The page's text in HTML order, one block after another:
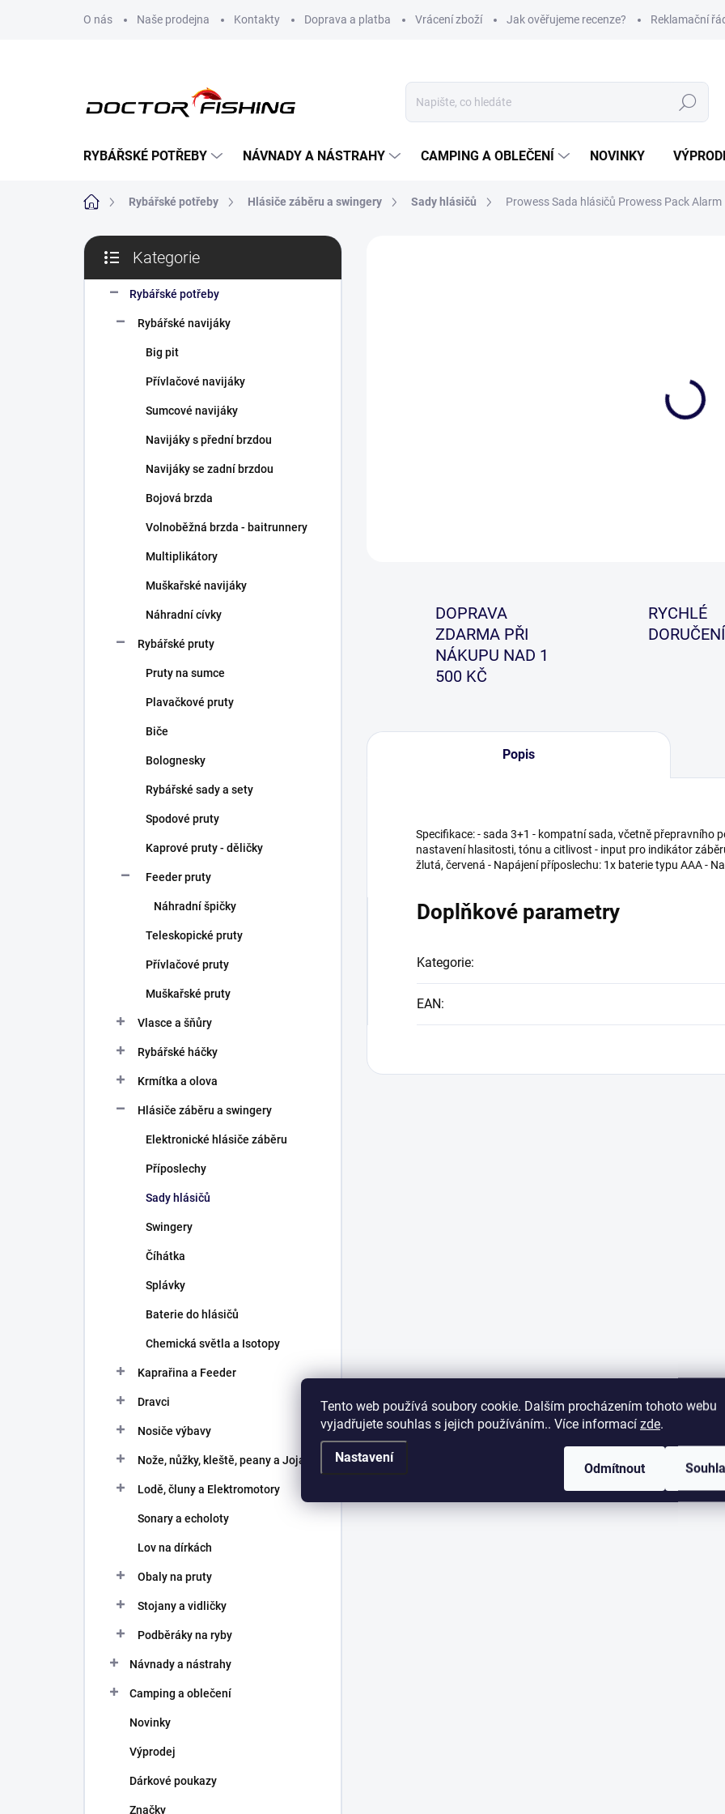
Tento web používá soubory cookie. Dalším procházením tohoto webu
vyjadřujete souhlas s jejich používáním.. Více informací zde.
Nastavení
Odmítnout
O nás Naše prodejna Kontakty Doprava a platba Vrácení zboží Jak ověřujeme recenze? Reklamační
Hledat
RYBÁŘSKÉ POTŘEBY NÁVNADY A NÁSTRAHY CAMPING A OBLEČENÍ NOVINKY
Domů Rybářské potřeby Hlásiče záběru a swingery Sady hlásičů Prowess Sada hlásičů Prowess Pack Alarm
P
s
kategorie
Kategorie
Rybářské potřeby
Rybářské navijáky
Big pit
Přívlačové navijáky
Sumcové navijáky
Navijáky s přední brzdou
Navijáky se zadní brzdou
Bojová brzda
Volnoběžná brzda - baitrunnery
Multiplikátory
Muškařské navijáky
Náhradní cívky
Rybářské pruty
Pruty na sumce
Plavačkové pruty
Biče
Bolognesky
Rybářské sady a sety
Spodové pruty
Kaprové pruty - děličky
Feeder pruty
Náhradní špičky
Teleskopické pruty
Přívlačové pruty
Muškařské pruty
Vlasce a šňůry
Rybářské háčky
Krmítka a olova
Hlásiče záběru a swingery
Elektronické hlásiče záběru
Příposlechy
Sady hlásičů
Swingery
Číhátka
Splávky
Baterie do hlásičů
Chemická světla a Isotopy
Kaprařina a Feeder
Dravci
Nosiče výbavy
Nože, nůžky, kleště, peany a Joja
Lodě, čluny a Elektromotory
Sonary a echoloty
Lov na dírkách
Obaly na pruty
Stojany a vidličky
Podběráky na ryby
Návnady a nástrahy
Camping a oblečení
Novinky
Výprodej
Dárkové poukazy
Značky
DOPRAVA
ZDARMA PŘI
NÁKUPU NAD 1
500 KČ
RYCHLÉ
DORUČENÍ
Popis
Specifikace: - sada 3+1 - kompatní sada, včetně přepravního
nastavení hlasitosti, tónu a citlivost - input pro indikátor
žlutá, červená - Napájení příposlechu: 1x baterie typu AAA -
Doplňkové parametry
Kategorie:
EAN: